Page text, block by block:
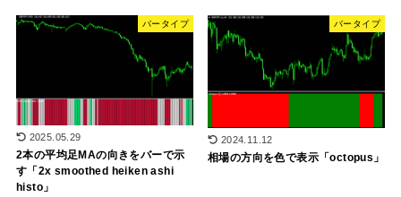
バータイプ
2025.05.29
2本の平均足MAの向きをバーで示
す「2x smoothed heiken ashi
histo」
バータイプ
2024.11.12
相場の方向を色で表示「octopus」